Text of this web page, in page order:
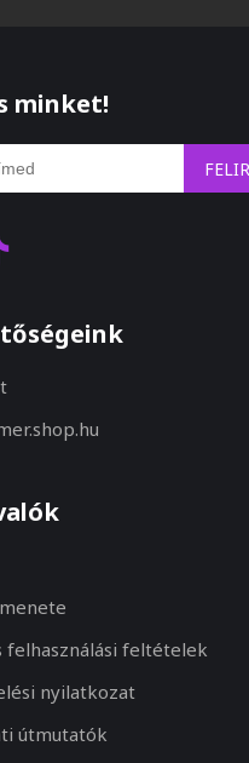
minket!
felhasználási feltételek
nyilatkozat
útmutatók